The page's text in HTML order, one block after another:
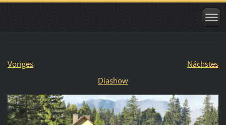
Voriges
Nächstes
Diashow